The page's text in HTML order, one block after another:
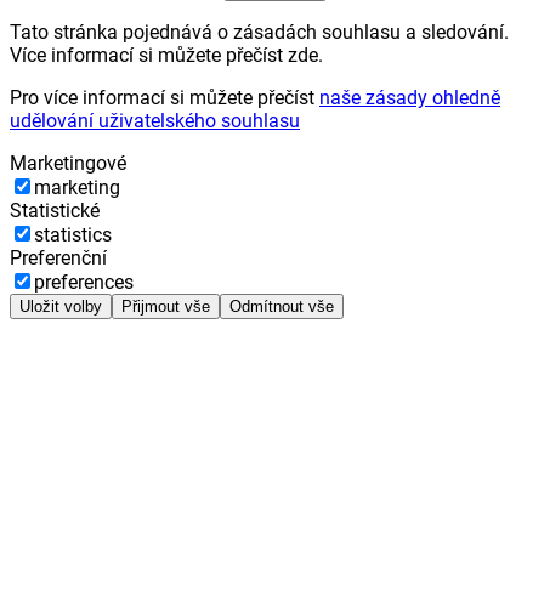
Tato stránka pojednává o zásadách souhlasu a sledování.
Více informací si můžete přečíst zde.
Pro více informací si můžete přečíst naše zásady ohledně
udělování uživatelského souhlasu
Marketingové
marketing
Statistické
statistics
Preferenční
preferences
Uložit volby Přijmout vše Odmítnout vše